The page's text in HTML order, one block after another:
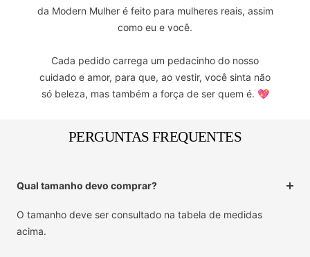
da Modern Mulher é feito para mulheres reais, assim
como eu e você.
Cada pedido carrega um pedacinho do nosso
cuidado e amor, para que, ao vestir, você sinta não
só beleza, mas também a força de ser quem é. 💖
PERGUNTAS FREQUENTES
Qual tamanho devo comprar?
O tamanho deve ser consultado na tabela de medidas
acima.